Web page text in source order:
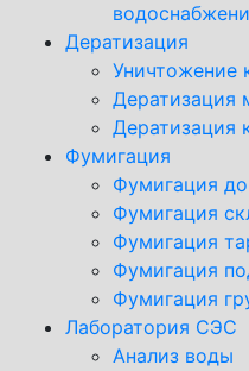
Дератизация
Уничтожение
Дератизация
Фумигация
Фумигация
Фумигация
Фумигация
Фумигация
Фумигация
Лаборатория СЭС
Анализ воды